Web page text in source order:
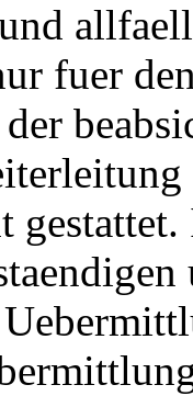
fuer